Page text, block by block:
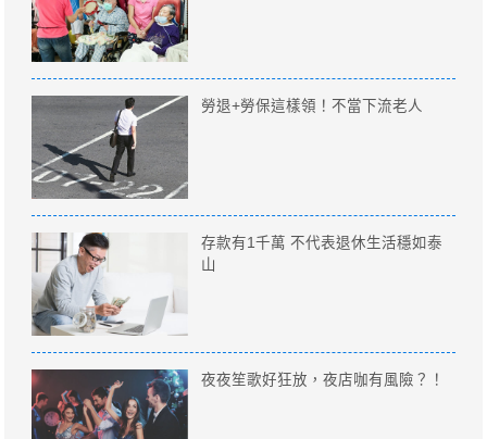
勞退+勞保這樣領！不當下流老人
存款有1千萬 不代表退休生活穩如泰
山
夜夜笙歌好狂放，夜店咖有風險？！